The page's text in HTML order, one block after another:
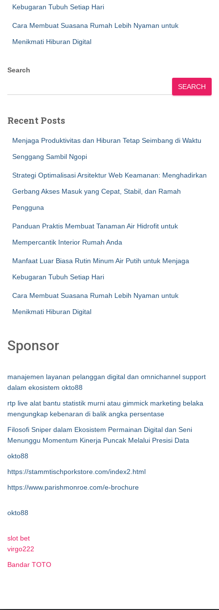
Kebugaran Tubuh Setiap Hari
Cara Membuat Suasana Rumah Lebih Nyaman untuk
Menikmati Hiburan Digital
Search
SEARCH
Recent Posts
Menjaga Produktivitas dan Hiburan Tetap Seimbang di Waktu
Senggang Sambil Ngopi
Strategi Optimalisasi Arsitektur Web Keamanan: Menghadirkan
Gerbang Akses Masuk yang Cepat, Stabil, dan Ramah
Pengguna
Panduan Praktis Membuat Tanaman Air Hidrofit untuk
Mempercantik Interior Rumah Anda
Manfaat Luar Biasa Rutin Minum Air Putih untuk Menjaga
Kebugaran Tubuh Setiap Hari
Cara Membuat Suasana Rumah Lebih Nyaman untuk
Menikmati Hiburan Digital
Sponsor
manajemen layanan pelanggan digital dan omnichannel support
dalam ekosistem okto88
rtp live alat bantu statistik murni atau gimmick marketing belaka
mengungkap kebenaran di balik angka persentase
Filosofi Sniper dalam Ekosistem Permainan Digital dan Seni
Menunggu Momentum Kinerja Puncak Melalui Presisi Data
okto88
https://stammtischporkstore.com/index2.html
https://www.parishmonroe.com/e-brochure
okto88
slot bet
virgo222
Bandar TOTO